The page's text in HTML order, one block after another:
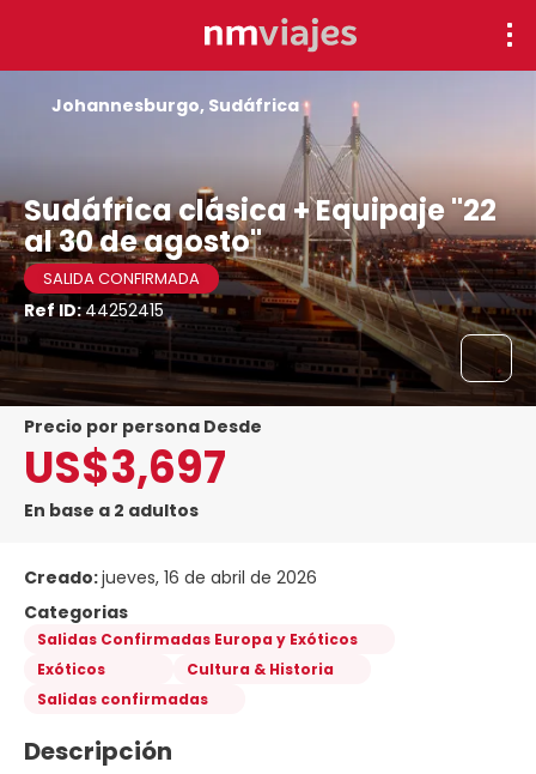
Sudáfrica clásica + Equipaje "22
al 30 de agosto"
SALIDA CONFIRMADA
Ref ID:44252415
Johannesburgo, Sudáfrica
precio por persona Desde
US$3,697
En base a 2 adultos
Creado:jueves, 16 de abril de 2026
Categorias
Salidas Confirmadas Europa y Exóticos
Exóticos
Cultura & Historia
Salidas confirmadas
Descripción